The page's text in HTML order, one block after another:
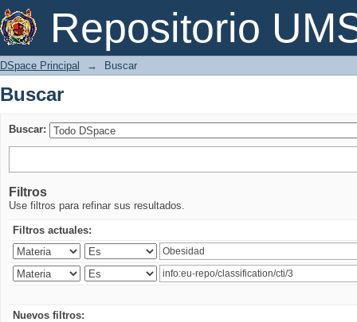
Repositorio
Buscar
DSpace Principal → Buscar
Buscar
Buscar:
Filtros
Use filtros para refinar sus resultados.
Filtros actuales:
Nuevos filtros: